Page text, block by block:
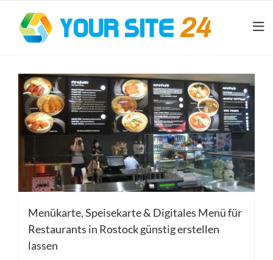
Menükarte, Speisekarte & Digitales Menü für
Restaurants in Rostock günstig erstellen
lassen